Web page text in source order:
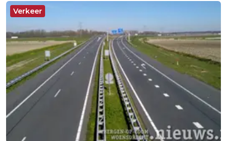
Verkeer